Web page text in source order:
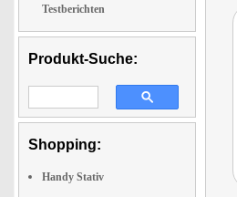
Testberichten
Produkt-Suche:
Shopping:
Handy Stativ